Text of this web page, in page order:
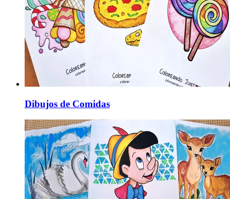
Dibujos de Comidas